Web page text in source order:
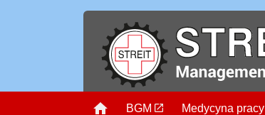
Strona główna
BGM Medycyna pracy